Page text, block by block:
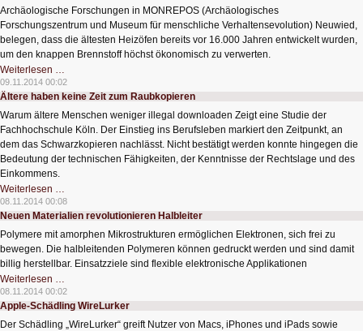
Bord
Archäologische Forschungen in MONREPOS (Archäologisches
Forschungszentrum und Museum für menschliche Verhaltensevolution) Neuwied,
belegen, dass die ältesten Heizöfen bereits vor 16.000 Jahren entwickelt wurden,
um den knappen Brennstoff höchst ökonomisch zu verwerten.
Weiterlesen …
16.000
Jahren
entstanden
aus
Brennstoffmangel
09.11.2014 00:02
Ältere haben keine Zeit zum Raubkopieren
Warum ältere Menschen weniger illegal downloaden Zeigt eine Studie der
Fachhochschule Köln. Der Einstieg ins Berufsleben markiert den Zeitpunkt, an
dem das Schwarzkopieren nachlässt. Nicht bestätigt werden konnte hingegen die
Bedeutung der technischen Fähigkeiten, der Kenntnisse der Rechtslage und des
Einkommens.
Weiterlesen …
haben
keine
Zeit
Raubkopieren
08.11.2014 00:08
Neuen Materialien revolutionieren Halbleiter
Polymere mit amorphen Mikrostrukturen ermöglichen Elektronen, sich frei zu
bewegen. Die halbleitenden Polymeren können gedruckt werden und sind damit
billig herstellbar. Einsatzziele sind flexible elektronische Applikationen
Weiterlesen …
Materialien
revolutionieren
Halbleiter
08.11.2014 00:02
Apple-Schädling WireLurker
Der Schädling „WireLurker“ greift Nutzer von Macs, iPhones und iPads sowie